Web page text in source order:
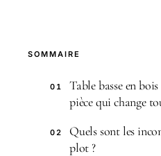
SOMMAIRE
01
Table basse en
pièce qui change
02
Quels sont les
plot ?